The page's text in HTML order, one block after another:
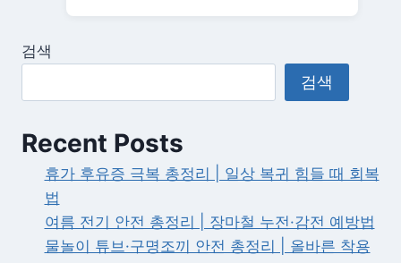
도
총
정
|
무
검색
검색
Recent Posts
휴가 후유증 극복 총정리 | 일상 복귀 힘들 때 회복
법
여름 전기 안전 총정리 | 장마철 누전·감전 예방법
물놀이 튜브·구명조끼 안전 총정리 | 올바른 착용